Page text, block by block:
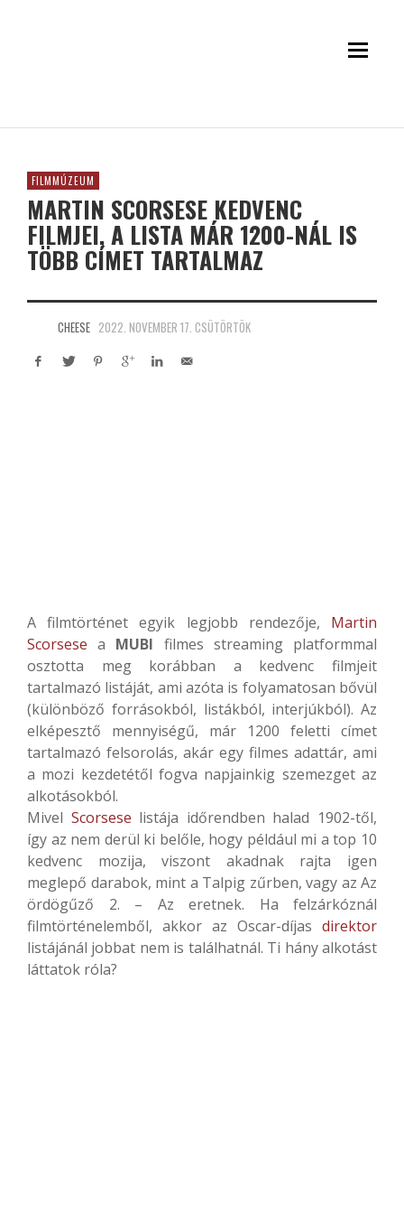
FILMMÚZEUM
MARTIN SCORSESE KEDVENC
FILMJEI, A LISTA MÁR 1200-NÁL IS
TÖBB CÍMET TARTALMAZ
CHEESE 2022. NOVEMBER 17. CSÜTÖRTÖK
A filmtörténet egyik legjobb rendezője, Martin
Scorsese a MUBI filmes streaming platformmal
osztotta meg korábban a kedvenc filmjeit
tartalmazó listáját, ami azóta is folyamatosan bővül
(különböző forrásokból, listákból, interjúkból). Az
elképesztő mennyiségű, már 1200 feletti címet
tartalmazó felsorolás, akár egy filmes adattár, ami
a mozi kezdetétől fogva napjainkig szemezget az
alkotásokból.
Mivel Scorsese listája időrendben halad 1902-től,
így az nem derül ki belőle, hogy például mi a top 10
kedvenc mozija, viszont akadnak rajta igen
meglepő darabok, mint a Talpig zűrben, vagy az Az
ördögűző 2. – Az eretnek. Ha felzárkóznál
filmtörténelemből, akkor az Oscar-díjas direktor
listájánál jobbat nem is találhatnál. Ti hány alkotást
láttatok róla?